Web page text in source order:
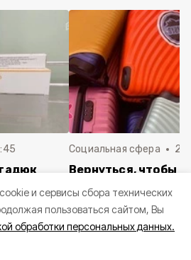
и сервисы сбора технических
пользоваться сайтом, Вы
обработки персональных данных.
с
Социальная сфера 20
Вернуться, чтобы
в Белгородскую
пять лет